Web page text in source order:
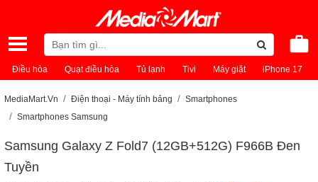
Điều hòa Quạt điều hòa Tủ lạnh Tivi Máy giặt iPhone 17
MediaMart.Vn Điện thoại - Máy tính bảng
Smartphones
Smartphones Samsung
Samsung Galaxy Z Fold7 (12GB+512G) F966B Đen
Tuyền